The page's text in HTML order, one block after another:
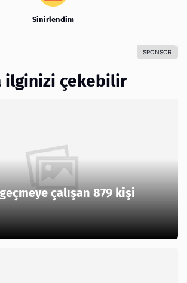
Sinirlendim
ilginizi çekebilir
geçmeye çalışan 879 kişi